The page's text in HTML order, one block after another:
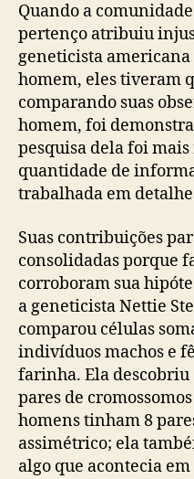
Quando a
pertenço atribuiu
geneticista americana
homem, eles tiveram
comparando suas
homem, foi
pesquisa dela foi
quantidade de
trabalhada em
Suas contribuições
consolidadas porque
corroboram sua
a geneticista Nettie
comparou células
indivíduos machos e
farinha. Ela descobriu
pares de
homens tinham 8
assimétrico; ela
algo que acontecia em